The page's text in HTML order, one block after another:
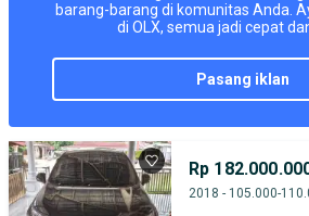
barang-barang di komunitas Anda.
di OLX, semua jadi cepat
pasang iklan
Rp
2018 - 105.000-